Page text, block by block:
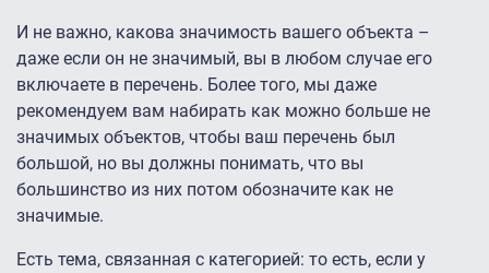
И не важно, какова значимость вашего объекта –
даже если он не значимый, вы в любом случае его
включаете в перечень. Более того, мы даже
рекомендуем вам набирать как можно больше не
значимых объектов, чтобы ваш перечень был
большой, но вы должны понимать, что вы
большинство из них потом обозначите как не
значимые.
Есть тема, связанная с категорией: то есть, если у